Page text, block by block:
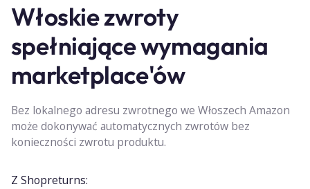
Włoskie zwroty
spełniające wymagania
marketplace'ów
Bez lokalnego adresu zwrotnego we Włoszech Amazon
może dokonywać automatycznych zwrotów bez
konieczności zwrotu produktu.
Z Shopreturns: